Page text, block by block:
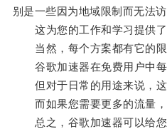
别是一些因为地域限制而无法访
这为您的工作和学习提供了
当然，每个方案都有它的限
谷歌加速器在免费用户中每
但对于日常的用途来说，这
而如果您需要更多的流量，
总之，谷歌加速器可以给您